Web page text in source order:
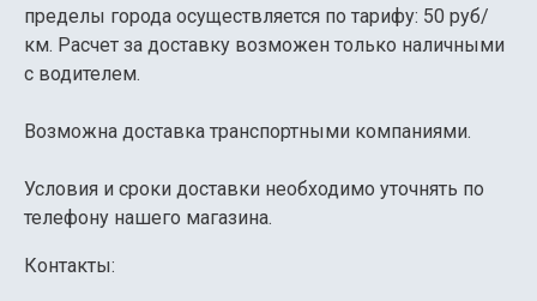
пределы города осуществляется по тарифу: 50 руб/
км. Расчет за доставку возможен только наличными
с водителем.
Возможна доставка транспортными компаниями.
Условия и сроки доставки необходимо уточнять по
телефону нашего магазина.
Контакты: